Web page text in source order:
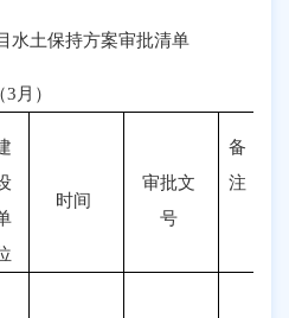
水土保持方案审批清单
（3 月）
时间
审批文
号
备
注